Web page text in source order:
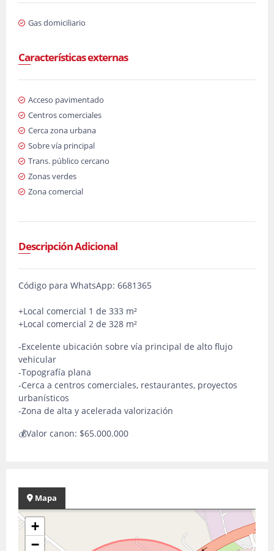
Gas domiciliario
Características externas
Acceso pavimentado
Centros comerciales
Cerca zona urbana
Sobre vía principal
Trans. público cercano
Zonas verdes
Zona comercial
Descripción Adicional
Código para WhatsApp: 6681365
+Local comercial 1 de 333 m²
+Local comercial 2 de 328 m²
-Excelente ubicación sobre vía principal de alto flujo
vehicular
-Topografía plana
-Cerca a centros comerciales, restaurantes, proyectos
urbanísticos
-Zona de alta y acelerada valorización
💰Valor canon: $65.000.000
Mapa
+
−